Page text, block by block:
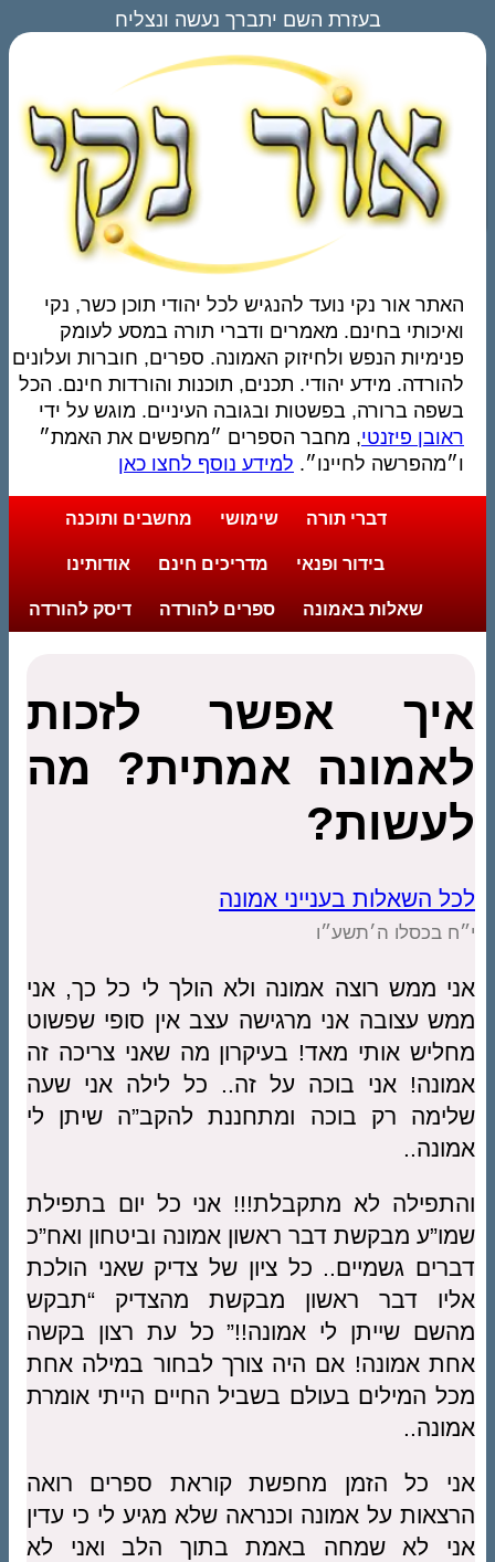
בעזרת השם יתברך נעשה ונצליח
האתר אור נקי נועד להנגיש לכל יהודי תוכן כשר, נקי
ואיכותי בחינם. מאמרים ודברי תורה במסע לעומק
פנימיות הנפש ולחיזוק האמונה. ספרים, חוברות ועלונים
להורדה. מידע יהודי. תכנים, תוכנות והורדות חינם. הכל
בשפה ברורה, בפשטות ובגובה העיניים. מוגש על ידי
ראובן פיזנטי, מחבר הספרים ״מחפשים את האמת״
ו״מהפרשה לחיינו״. למידע נוסף לחצו כאן
דברי תורה שימושי מחשבים ותוכנה
בידור ופנאי מדריכים חינם אודותינו
שאלות באמונה ספרים להורדה דיסק להורדה
איך אפשר לזכות
לאמונה אמתית? מה
לעשות?
לכל השאלות בענייני אמונה
י״ח בכסלו ה׳תשע״ו
אני ממש רוצה אמונה ולא הולך לי כל כך, אני
ממש עצובה אני מרגישה עצב אין סופי שפשוט
מחליש אותי מאד! בעיקרון מה שאני צריכה זה
אמונה! אני בוכה על זה.. כל לילה אני שעה
שלימה רק בוכה ומתחננת להקב”ה שיתן לי
אמונה..
והתפילה לא מתקבלת!!! אני כל יום בתפילת
שמו”ע מבקשת דבר ראשון אמונה וביטחון ואח”כ
דברים גשמיים.. כל ציון של צדיק שאני הולכת
אליו דבר ראשון מבקשת מהצדיק “תבקש
מהשם שייתן לי אמונה!!” כל עת רצון בקשה
אחת אמונה! אם היה צורך לבחור במילה אחת
מכל המילים בעולם בשביל החיים הייתי אומרת
אמונה..
אני כל הזמן מחפשת קוראת ספרים רואה
הרצאות על אמונה וכנראה שלא מגיע לי כי עדין
אני לא שמחה באמת בתוך הלב ואני לא